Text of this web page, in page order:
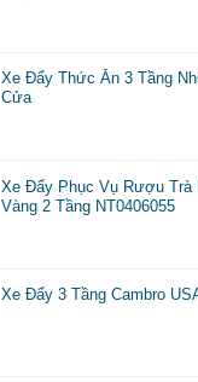
Xe Đẩy Thức Ăn 3 Tầng
Cửa
Xe Đẩy Phục Vụ Rượu Trà
Vàng 2 Tầng NT0406055
Xe Đẩy 3 Tầng Cambro